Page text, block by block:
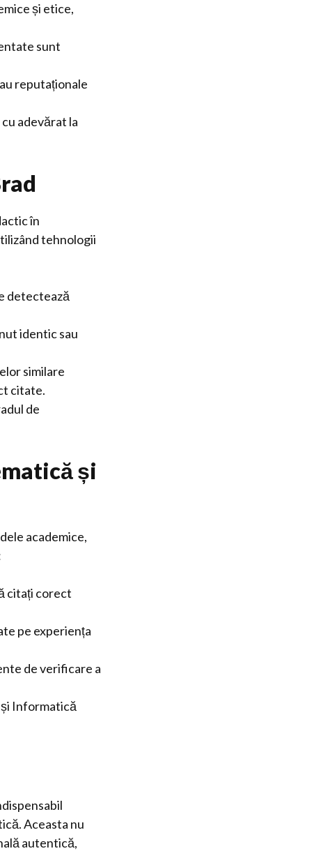
și etice,
sunt
reputaționale
adevărat la
în
tehnologii
detectează
identic sau
similare
citate.
de
și
academice,
citați corect
pe experiența
de verificare a
Informatică
Aceasta nu
autentică,